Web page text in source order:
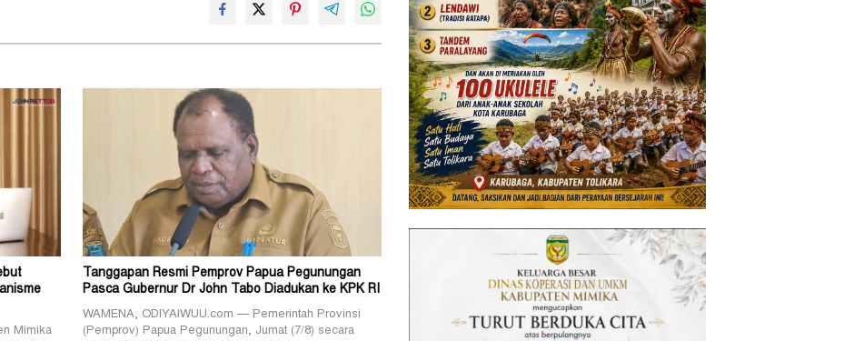
Mimika
Tanggapan Resmi Pemprov Papua Pegunungan
Pasca Gubernur Dr John Tabo Diadukan ke KPK RI
WAMENA, ODIYAIWUU.com — Pemerintah Provinsi
(Pemprov) Papua Pegunungan, Jumat (7/8) secara